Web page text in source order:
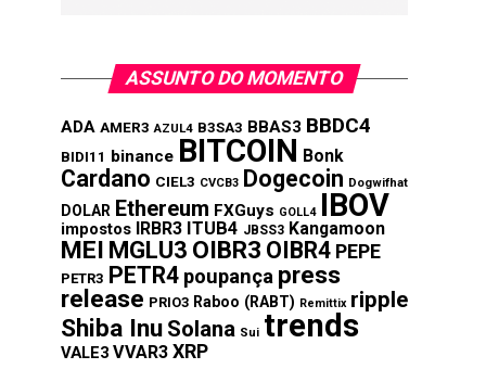
ASSUNTO DO MOMENTO
ADA AMER3 AZUL4 B3SA3 BBAS3 BBDC4
BIDI11 binance BITCOIN Bonk
Cardano CIEL3 CVCB3 Dogecoin Dogwifhat
DOLAR Ethereum FXGuys GOLL4 IBOV
impostos IRBR3 ITUB4 JBSS3 Kangamoon
MEI MGLU3 OIBR3 OIBR4 PEPE
PETR3 PETR4 poupança press
release PRIO3 Raboo (RABT) Remittix ripple
Shiba Inu Solana Sui trends
VALE3 VVAR3 XRP